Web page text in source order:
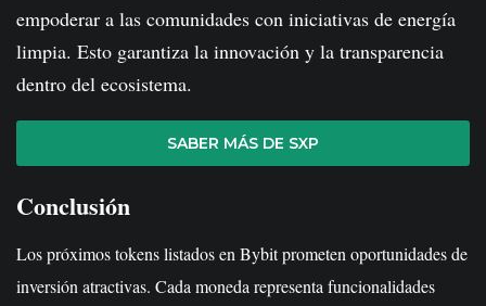
empoderar a las comunidades con iniciativas de energía
limpia. Esto garantiza la innovación y la transparencia
dentro del ecosistema.
SABER MÁS DE SXP
Conclusión
Los próximos tokens listados en Bybit prometen oportunidades de
inversión atractivas. Cada moneda representa funcionalidades